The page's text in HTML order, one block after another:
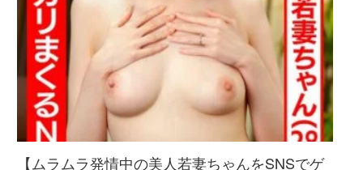
【ムラムラ発情中の美人若妻ちゃんをSNSでゲ